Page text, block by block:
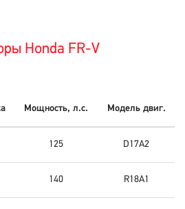
Honda FR-V
Мощность, л.с. Модель двиг.
125 D17A2
140 R18A1